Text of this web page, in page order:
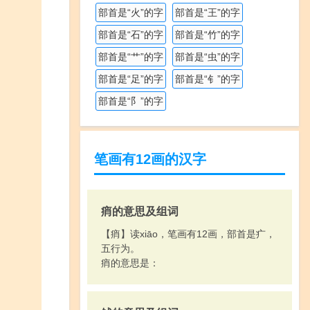
部首是“火”的字
部首是“王”的字
部首是“石”的字
部首是“竹”的字
部首是“艹”的字
部首是“虫”的字
部首是“足”的字
部首是“钅”的字
部首是“阝”的字
笔画有12画的汉字
痟的意思及组词
【痟】读xiāo，笔画有12画，部首是疒，
五行为。
痟的意思是：